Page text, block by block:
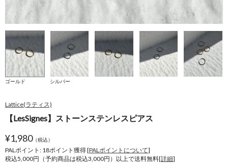
ゴールド シルバー
Lattice(ラティス)
【LesSignes】ストーンステンレスピアス
¥1,980（税込）
PALポイント: 18ポイント獲得 [PALポイントについて]
税込5,000円（予約商品は税込3,000円）以上で送料無料[詳細]